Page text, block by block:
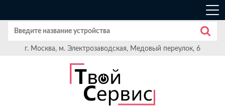
г. Москва, м. Электрозаводская, Медовый переулок, 6